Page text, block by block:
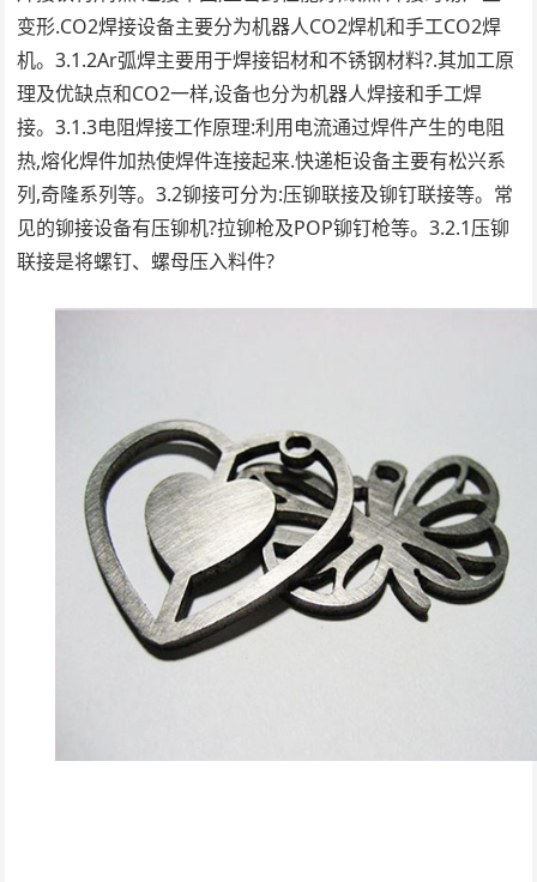
变形.CO2焊接设备主要分为机器人CO2焊机和手工CO2焊
机。3.1.2Ar弧焊主要用于焊接铝材和不锈钢材料?.其加工原
理及优缺点和CO2一样,设备也分为机器人焊接和手工焊
接。3.1.3电阻焊接工作原理:利用电流通过焊件产生的电阻
热,熔化焊件加热使焊件连接起来.快递柜设备主要有松兴系
列,奇隆系列等。3.2铆接可分为:压铆联接及铆钉联接等。常
见的铆接设备有压铆机?拉铆枪及POP铆钉枪等。3.2.1压铆
联接是将螺钉、螺母压入料件?